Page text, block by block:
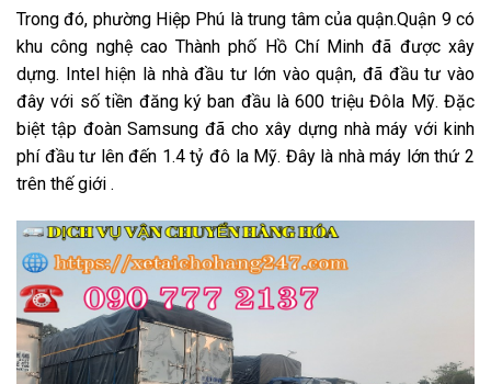
Trong đó, phường Hiệp Phú là trung tâm của quận.Quận 9 có
khu công nghệ cao Thành phố Hồ Chí Minh đã được xây
dựng. Intel hiện là nhà đầu tư lớn vào quận, đã đầu tư vào
đây với số tiền đăng ký ban đầu là 600 triệu Đôla Mỹ. Đặc
biệt tập đoàn Samsung đã cho xây dựng nhà máy với kinh
phí đầu tư lên đến 1.4 tỷ đô la Mỹ. Đây là nhà máy lớn thứ 2
trên thế giới .